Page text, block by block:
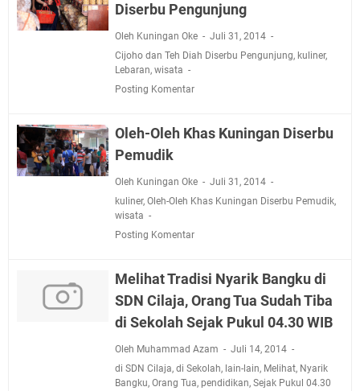
Dicabut Dari Hidupmu, Kamu Akan Tetap Berjalan
Kelaparan Meskipun Memiliki Sekarung Penuh Uang
Salat Lima Waktu itu Bukan Cuma Kewajiban, Tapi
Sangat Seru
Warga Mulai Kesulitan Air Bersih Akibat Kekeringan,
Polres Kuningan dan PAM Tirta Kamuning Salurakan
12 Ribu Liter
Uniku Jadi Tuan Rumah Pendampingan Penyusunan
Dokumen SPMI
Info Sembako di Pasar Kepuh Kuningan Kamis 6
Agustus 2026, Daging Naik, Telur Turun
Agenda Kegiatan Bupati Kuningan Jumat 7 Agustus
Ini Empat Lokasi Samsat Keliling Kuningan Jumat 7
Agustus 2026
Diserbu Pengunjung
Oleh Kuningan Oke
Juli 31, 2014
Cijoho dan Teh Diah Diserbu Pengunjung, kuliner,
Lebaran, wisata
Posting Komentar
Oleh-Oleh Khas Kuningan Diserbu
Pemudik
Oleh Kuningan Oke
Juli 31, 2014
kuliner, Oleh-Oleh Khas Kuningan Diserbu Pemudik,
wisata
Posting Komentar
Melihat Tradisi Nyarik Bangku di
SDN Cilaja, Orang Tua Sudah Tiba
di Sekolah Sejak Pukul 04.30 WIB
Oleh Muhammad Azam
Juli 14, 2014
di SDN Cilaja, di Sekolah, lain-lain, Melihat, Nyarik
Bangku, Orang Tua, pendidikan, Sejak Pukul 04.30